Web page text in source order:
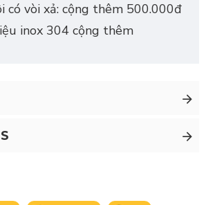
có vòi xả: cộng thêm 500.000đ
inox 304 cộng thêm